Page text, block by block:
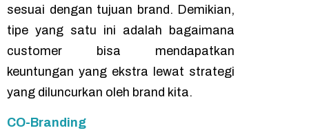
sesuai dengan tujuan brand. Demikian,
tipe yang satu ini adalah bagaimana
customer bisa mendapatkan
keuntungan yang ekstra lewat strategi
yang diluncurkan oleh brand kita.
CO-Branding